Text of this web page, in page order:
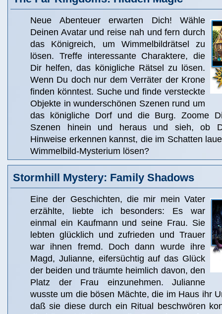
Neue Abenteuer erwarten Dich! Wähle
Deinen Avatar und reise nah und fern durch
das Königreich, um Wimmelbildrätsel zu
lösen. Treffe interessante Charaktere, die
Dir helfen, das königliche Rätsel zu lösen.
Wenn Du doch nur dem Verräter der Krone
finden könntest. Suche und finde versteckte
Objekte in wunderschönen Szenen rund um
das königliche Dorf und die Burg. Zoome
Szenen hinein und heraus und sieh, ob
Hinweise erkennen kannst, die im Schatten
Wimmelbild-Mysterium lösen?
Stormhill Mystery: Family Shadows
Eine der Geschichten, die mir mein Vater
erzählte, liebte ich besonders: Es war
einmal ein Kaufmann und seine Frau. Sie
lebten glücklich und zufrieden und Trauer
war ihnen fremd. Doch dann wurde ihre
Magd, Julianne, eifersüchtig auf das Glück
der beiden und träumte heimlich davon, den
Platz der Frau einzunehmen. Julianne
wusste um die bösen Mächte, die im Haus ihr
daß sie diese durch ein Ritual beschwören